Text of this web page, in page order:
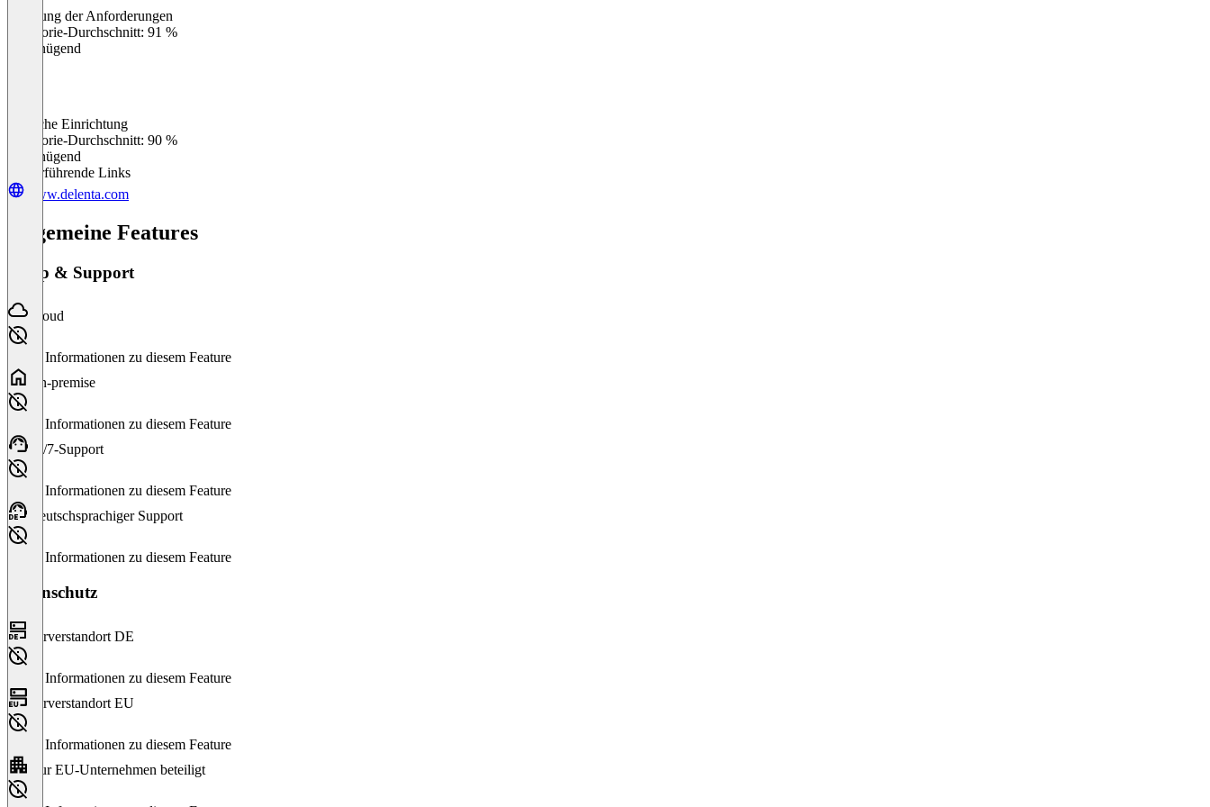
Erfüllung der Anforderungen
Kategorie-Durchschnitt: 91 %
Ungenügend
Einfache Einrichtung
Kategorie-Durchschnitt: 90 %
Ungenügend
Weiterführende Links
www.delenta.com
Allgemeine Features
Setup & Support
Cloud
Keine Informationen zu diesem Feature
On-premise
Keine Informationen zu diesem Feature
24/7-Support
Keine Informationen zu diesem Feature
Deutschsprachiger Support
Keine Informationen zu diesem Feature
Datenschutz
Serverstandort DE
Keine Informationen zu diesem Feature
Serverstandort EU
Keine Informationen zu diesem Feature
Nur EU-Unternehmen beteiligt